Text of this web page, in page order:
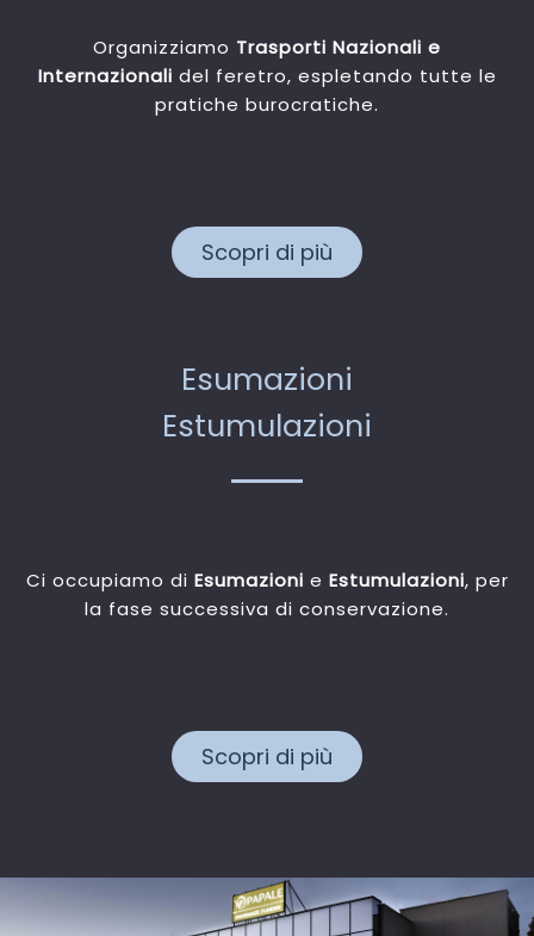
Organizziamo Trasporti Nazionali e
Internazionali del feretro, espletando tutte le
pratiche burocratiche.
Scopri di più
Esumazioni
Estumulazioni
Ci occupiamo di Esumazioni e Estumulazioni, per
la fase successiva di conservazione.
Scopri di più